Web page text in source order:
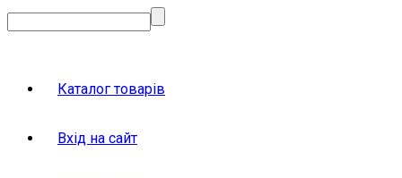
Каталог товарів
Вхід на сайт